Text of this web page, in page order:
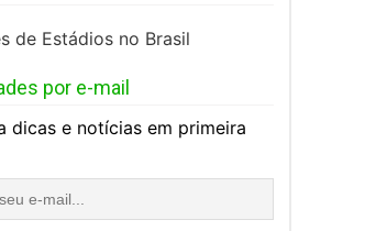
de Estádios no Brasil
por e-mail
dicas e notícias em primeira